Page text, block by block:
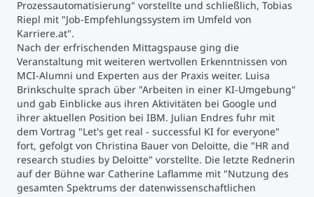
Prozessautomatisierung" vorstellte und schließlich, Tobias
Riepl mit "Job-Empfehlungssystem im Umfeld von
Karriere.at".
Nach der erfrischenden Mittagspause ging die
Veranstaltung mit weiteren wertvollen Erkenntnissen von
MCI-Alumni und Experten aus der Praxis weiter. Luisa
Brinkschulte sprach über "Arbeiten in einer KI-Umgebung"
und gab Einblicke aus ihren Aktivitäten bei Google und
ihrer aktuellen Position bei IBM. Julian Endres fuhr mit
dem Vortrag "Let's get real - successful KI for everyone"
fort, gefolgt von Christina Bauer von Deloitte, die "HR and
research studies by Deloitte" vorstellte. Die letzte Rednerin
auf der Bühne war Catherine Laflamme mit "Nutzung des
gesamten Spektrums der datenwissenschaftlichen